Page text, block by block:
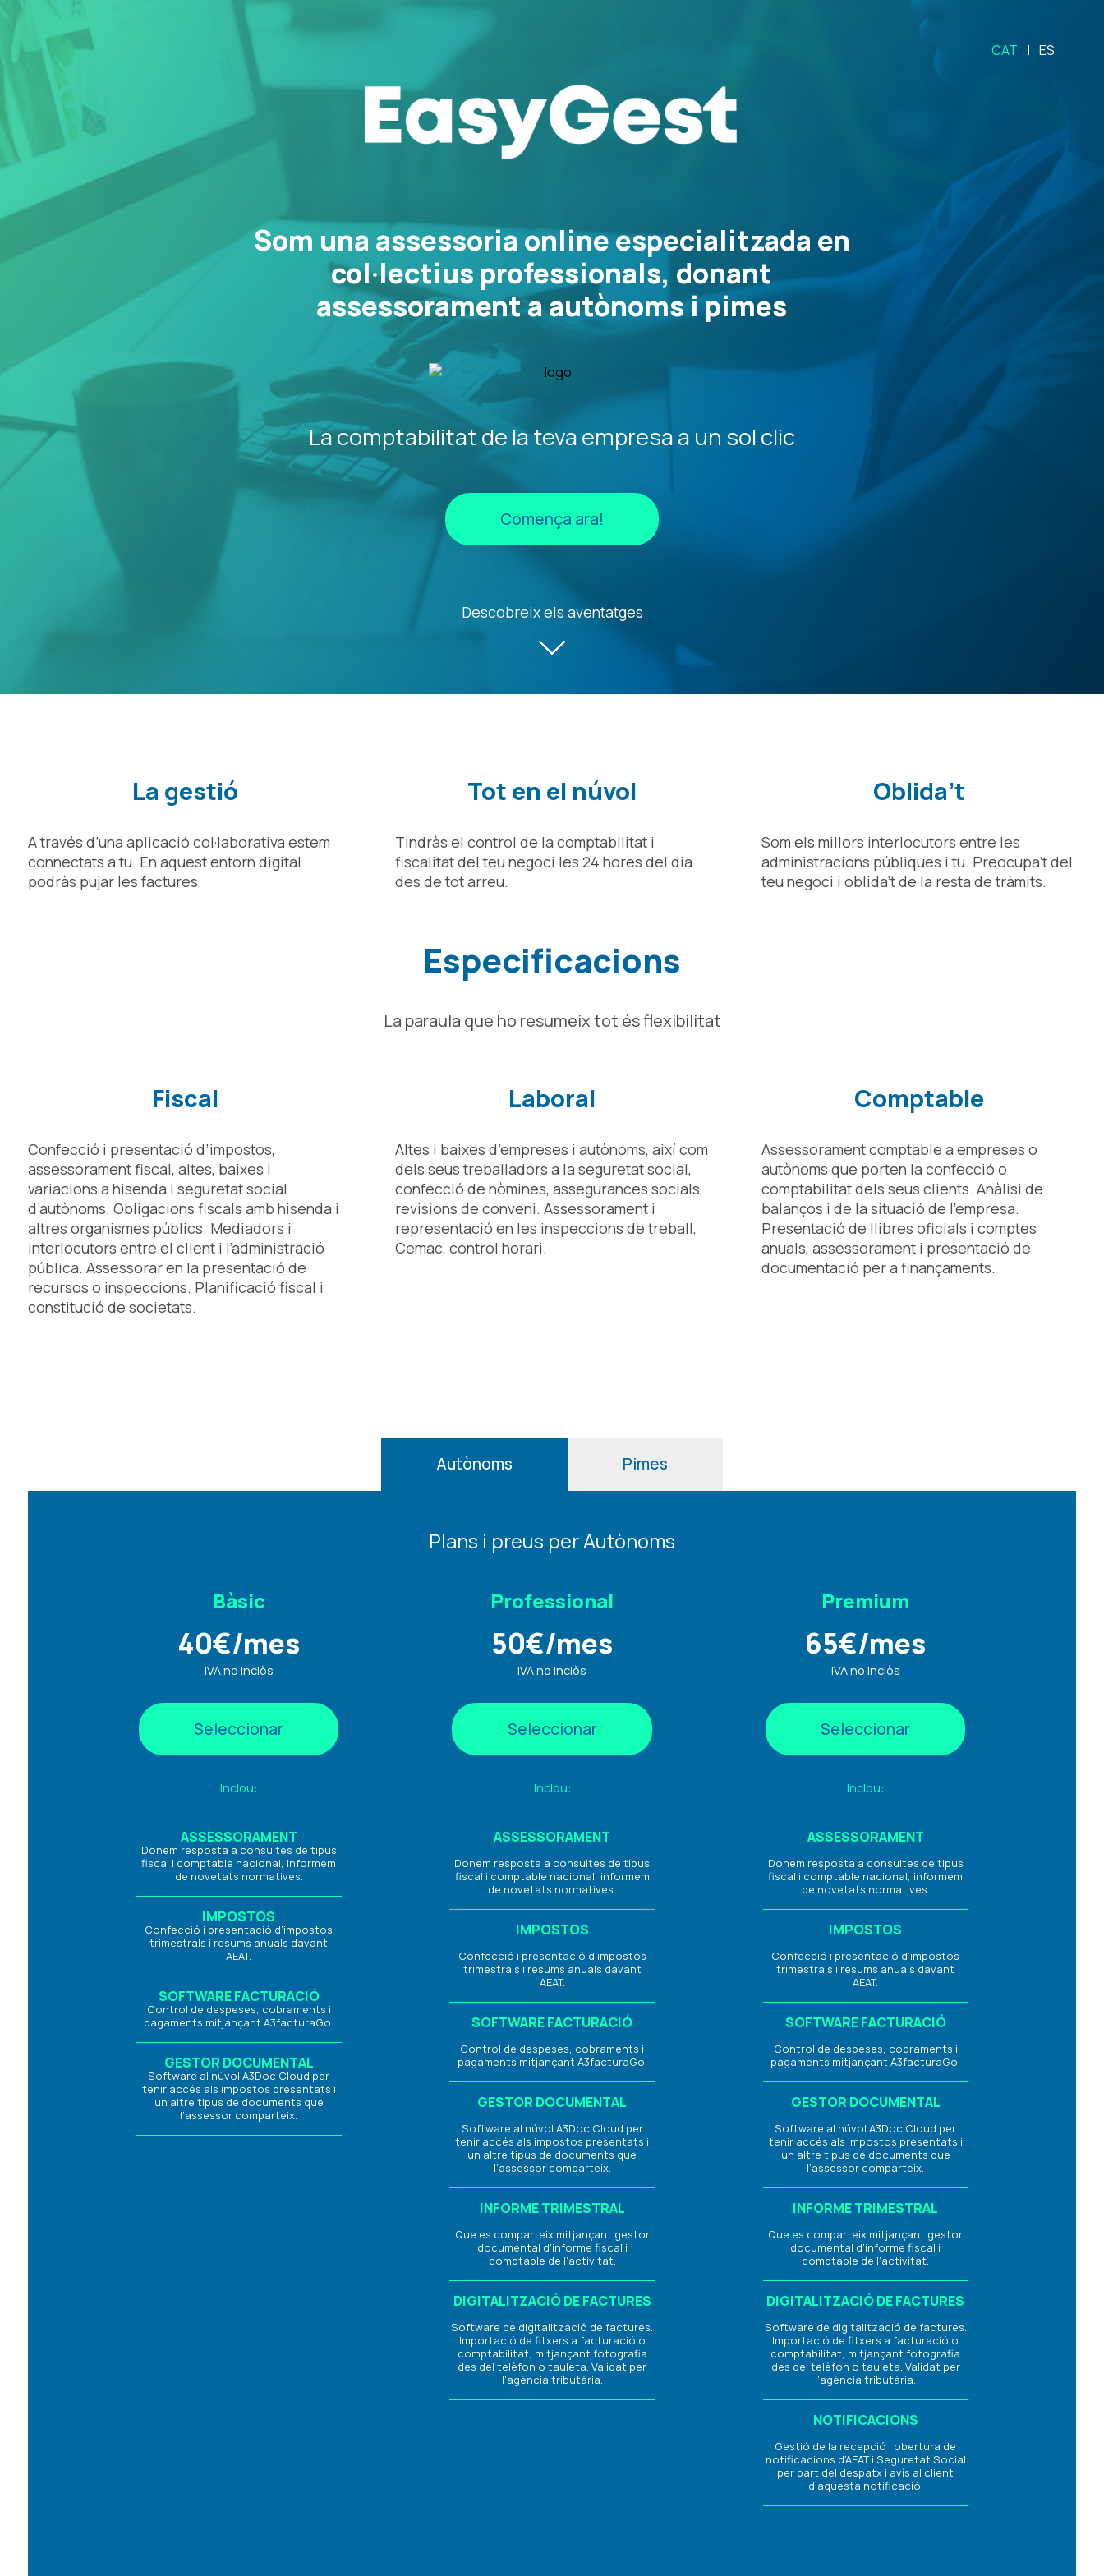
CAT ES
Som una assessoria online especialitzada en
col·lectius professionals, donant
assessorament a autònoms i pimes
La comptabilitat de la teva empresa a un sol clic
Comença ara!
Descobreix els aventatges
La gestió
A través d’una aplicació col·laborativa estem
connectats a tu. En aquest entorn digital
podràs pujar les factures.
Tot en el núvol
Tindràs el control de la comptabilitat i
fiscalitat del teu negoci les 24 hores del dia
des de tot arreu.
Oblida’t
Som els millors interlocutors entre les
administracions públiques i tu. Preocupa’t del
teu negoci i oblida’t de la resta de tràmits.
Especificacions
La paraula que ho resumeix tot és flexibilitat
Fiscal
Confecció i presentació d’impostos,
assessorament fiscal, altes, baixes i
variacions a hisenda i seguretat social
d’autònoms. Obligacions fiscals amb hisenda i
altres organismes públics. Mediadors i
interlocutors entre el client i l’administració
pública. Assessorar en la presentació de
recursos o inspeccions. Planificació fiscal i
constitució de societats.
Laboral
Altes i baixes d’empreses i autònoms, així com
dels seus treballadors a la seguretat social,
confecció de nòmines, assegurances socials,
revisions de conveni. Assessorament i
representació en les inspeccions de treball,
Cemac, control horari.
Comptable
Assessorament comptable a empreses o
autònoms que porten la confecció o
comptabilitat dels seus clients. Anàlisi de
balanços i de la situació de l’empresa.
Presentació de llibres oficials i comptes
anuals, assessorament i presentació de
documentació per a finançaments.
Autònoms Pimes
Plans i preus per Autònoms
Bàsic
40€/mes
IVA no inclòs
Seleccionar
Inclou:
ASSESSORAMENT
Donem resposta a consultes de tipus
fiscal i comptable nacional, informem
de novetats normatives.
IMPOSTOS
Confecció i presentació d’impostos
trimestrals i resums anuals davant
AEAT.
SOFTWARE FACTURACIÓ
Control de despeses, cobraments i
pagaments mitjançant A3facturaGo.
GESTOR DOCUMENTAL
Software al núvol A3Doc Cloud per
tenir accés als impostos presentats i
un altre tipus de documents que
l’assessor comparteix.
Professional
50€/mes
IVA no inclòs
Seleccionar
Inclou:
ASSESSORAMENT
Donem resposta a consultes de tipus
fiscal i comptable nacional, informem
de novetats normatives.
IMPOSTOS
Confecció i presentació d’impostos
trimestrals i resums anuals davant
AEAT.
SOFTWARE FACTURACIÓ
Control de despeses, cobraments i
pagaments mitjançant A3facturaGo.
GESTOR DOCUMENTAL
Software al núvol A3Doc Cloud per
tenir accés als impostos presentats i
un altre tipus de documents que
l’assessor comparteix.
INFORME TRIMESTRAL
Que es comparteix mitjançant gestor
documental d’informe fiscal i
comptable de l’activitat.
DIGITALITZACIÓ DE FACTURES
Software de digitalització de factures.
Importació de fitxers a facturació o
comptabilitat, mitjançant fotografia
des del telèfon o tauleta. Validat per
l’agència tributària.
Premium
65€/mes
IVA no inclòs
Seleccionar
Inclou:
ASSESSORAMENT
Donem resposta a consultes de tipus
fiscal i comptable nacional, informem
de novetats normatives.
IMPOSTOS
Confecció i presentació d’impostos
trimestrals i resums anuals davant
AEAT.
SOFTWARE FACTURACIÓ
Control de despeses, cobraments i
pagaments mitjançant A3facturaGo.
GESTOR DOCUMENTAL
Software al núvol A3Doc Cloud per
tenir accés als impostos presentats i
un altre tipus de documents que
l’assessor comparteix.
INFORME TRIMESTRAL
Que es comparteix mitjançant gestor
documental d’informe fiscal i
comptable de l’activitat.
DIGITALITZACIÓ DE FACTURES
Software de digitalització de factures.
Importació de fitxers a facturació o
comptabilitat, mitjançant fotografia
des del telèfon o tauleta. Validat per
l’agència tributària.
NOTIFICACIONS
Gestió de la recepció i obertura de
notificacions d’AEAT i Seguretat Social
per part del despatx i avís al client
d’aquesta notificació.